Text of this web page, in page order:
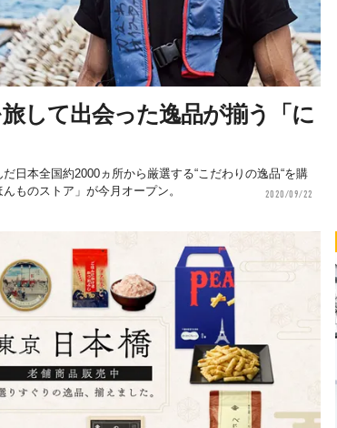
して出会った逸品が揃う「に
日本全国約2000ヵ所から厳選する“こだわりの逸品“を購
ものストア」が今月オープン。
2020/09/22